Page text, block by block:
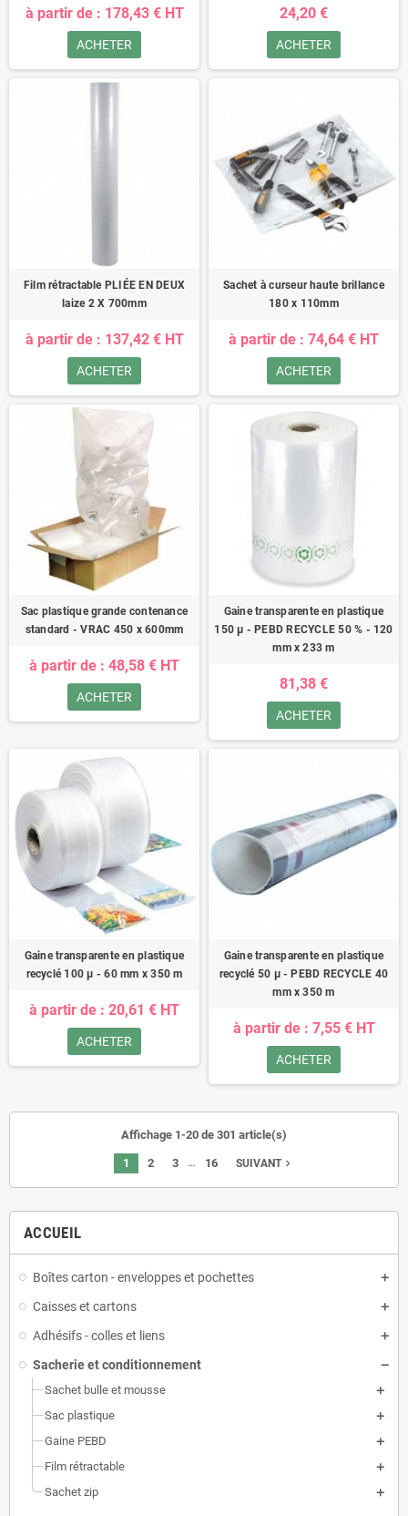
ACCUEIL
Boîtes carton - enveloppes et pochettes
Caisses et cartons
Adhésifs - colles et liens
Sacherie et conditionnement
Sachet bulle et mousse
Sac plastique
Gaine PEBD
Film rétractable
Sachet zip
à partir de : 178,43 € HT
ACHETER
24,20 €
ACHETER
Film rétractable PLIÉE EN DEUX
laize 2 X 700mm
à partir de : 137,42 € HT
ACHETER
Sachet à curseur haute brillance
180 x 110mm
à partir de : 74,64 € HT
ACHETER
Sac plastique grande contenance
standard - VRAC 450 x 600mm
à partir de : 48,58 € HT
ACHETER
Gaine transparente en plastique
150 µ - PEBD RECYCLE 50 % - 120
mm x 233 m
81,38 €
ACHETER
Gaine transparente en plastique
recyclé 100 µ - 60 mm x 350 m
à partir de : 20,61 € HT
ACHETER
Gaine transparente en plastique
recyclé 50 µ - PEBD RECYCLE 40
mm x 350 m
à partir de : 7,55 € HT
ACHETER
Affichage 1-20 de 301 article(s)
1 2 3 … 16 SUIVANTnavigate_next